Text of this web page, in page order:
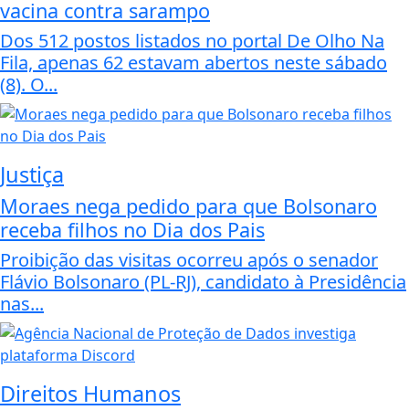
vacina contra sarampo
Dos 512 postos listados no portal De Olho Na
Fila, apenas 62 estavam abertos neste sábado
(8). O...
Justiça
Moraes nega pedido para que Bolsonaro
receba filhos no Dia dos Pais
Proibição das visitas ocorreu após o senador
Flávio Bolsonaro (PL-RJ), candidato à Presidência
nas...
Direitos Humanos